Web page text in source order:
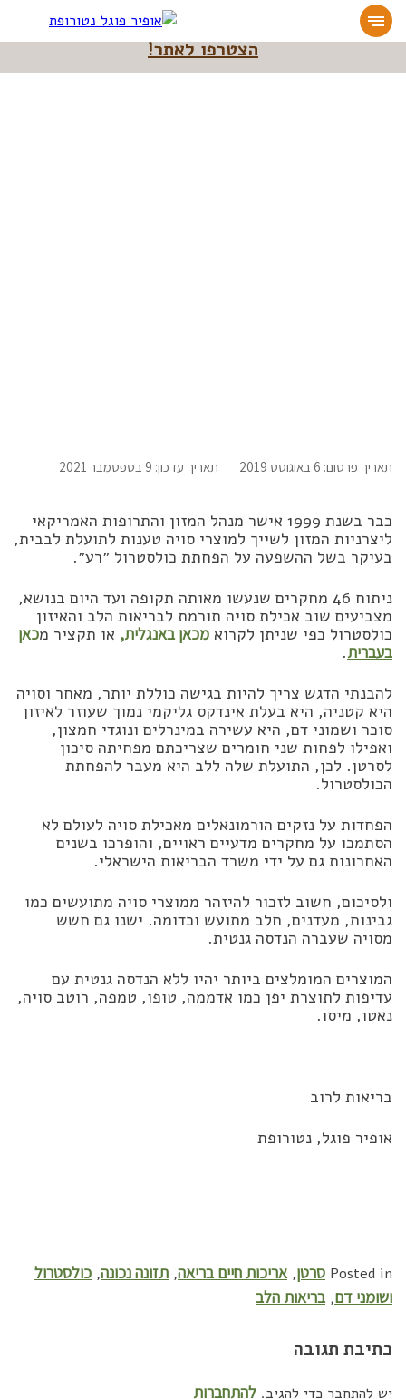
מעוניינים להעמיק או להתחיל דרך חיים בריאה?
הצטרפו לאתר!
תאריך פרסום: 6 באוגוסט 2019 תאריך עדכון: 9 בספטמבר 2021
כבר בשנת 1999 אישר מנהל המזון והתרופות האמריקאי
ליצרניות המזון לשייך למוצרי סויה טענות לתועלת לבבית,
בעיקר בשל ההשפעה על הפחתת כולסטרול ״רע״.
ניתוח 46 מחקרים שנעשו מאותה תקופה ועד היום בנושא,
מצביעים שוב אכילת סויה תורמת לבריאות הלב והאיזון
כולסטרול כפי שניתן לקרוא מכאן באנגלית, או תקציר מכאן
בעברית.
להבנתי הדגש צריך להיות בגישה כוללת יותר, מאחר וסויה
היא קטניה, היא בעלת אינדקס גליקמי נמוך שעוזר לאיזון
סוכר ושמוני דם, היא עשירה במינרלים ונוגדי חמצון,
ואפילו לפחות שני חומרים שצריכתם מפחיתה סיכון
לסרטן. לכן, התועלת שלה ללב היא מעבר להפחתת
הכולסטרול.
הפחדות על נזקים הורמונאלים מאכילת סויה לעולם לא
הסתמכו על מחקרים מדעיים ראויים, והופרכו בשנים
האחרונות גם על ידי משרד הבריאות הישראלי.
ולסיכום, חשוב לזכור להיזהר ממוצרי סויה מתועשים כמו
גבינות, מעדנים, חלב מתועש וכדומה. ישנו גם חשש
מסויה שעברה הנדסה גנטית.
המוצרים המומלצים ביותר יהיו ללא הנדסה גנטית עם
עדיפות לתוצרת יפן כמו אדממה, טופו, טמפה, רוטב סויה,
נאטו, מיסו.
בריאות לרוב
אופיר פוגל, נטורופת
Posted in סרטן,אריכות חיים בריאה, תזונה נכונה, כולסטרול
ושומני דם,בריאות הלב
כתיבת תגובה
יש להתחבר כדי להגיב. להתחברות